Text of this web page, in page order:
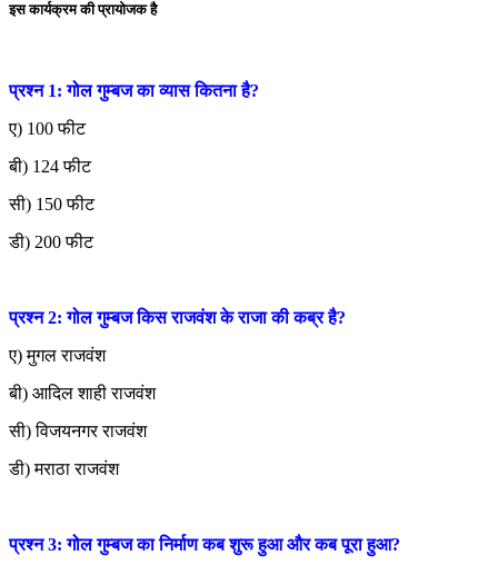
इस कार्यक्रम की प्रायोजक है
प्रश्न 1: गोल गुम्बज का व्यास कितना है?
ए) 100 फीट
बी) 124 फीट
सी) 150 फीट
डी) 200 फीट
प्रश्न 2: गोल गुम्बज किस राजवंश के राजा की कब्र है?
ए) मुगल राजवंश
बी) आदिल शाही राजवंश
सी) विजयनगर राजवंश
डी) मराठा राजवंश
प्रश्न 3: गोल गुम्बज का निर्माण कब शुरू हुआ और कब पूरा हुआ?